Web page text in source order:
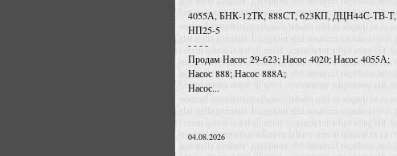
4055А, БНК-12ТК, 888СТ, 623КП, ДЦН44С-ТВ-Т,
НП25-5
- - - -
Продам Насос 29-623; Насос 4020; Насос 4055А;
Насос 888; Насос 888А;
Насос...
04.08.2026